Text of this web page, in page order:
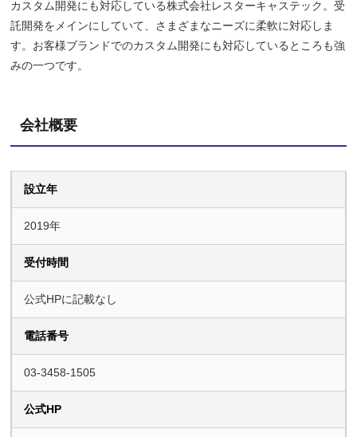
カスタム開発にも対応している株式会社レスターキャステック。受
託開発をメインにしていて、さまざまなニーズに柔軟に対応しま
す。お客様ブランドでのカスタム開発にも対応しているところも強
みの一つです。
会社概要
設立年
2019年
受付時間
公式HPに記載なし
電話番号
03-3458-1505
公式HP